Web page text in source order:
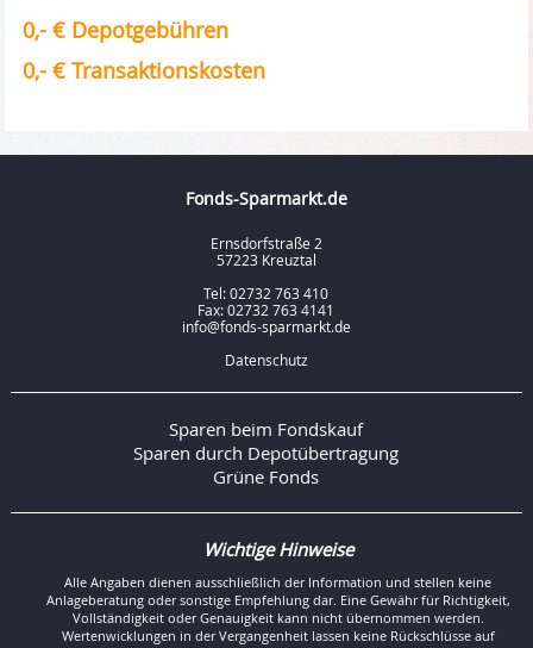
0,- € Depotgebühren
0,- € Transaktionskosten
Fonds-Sparmarkt.de
Ernsdorfstraße 2
57223 Kreuztal
Tel: 02732 763 410
Fax: 02732 763 4141
info@fonds-sparmarkt.de
Datenschutz
Sparen beim Fondskauf
Sparen durch Depotübertragung
Grüne Fonds
Wichtige Hinweise
Alle Angaben dienen ausschließlich der Information und stellen keine
Anlageberatung oder sonstige Empfehlung dar. Eine Gewähr für Richtigkeit,
Vollständigkeit oder Genauigkeit kann nicht übernommen werden.
Wertenwicklungen in der Vergangenheit lassen keine Rückschlüsse auf